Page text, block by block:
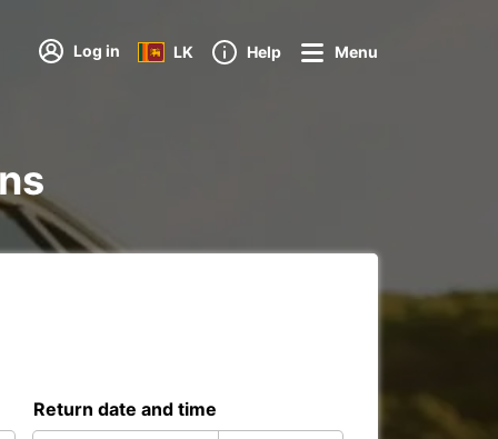
Log in LK Help Menu
Return date and time